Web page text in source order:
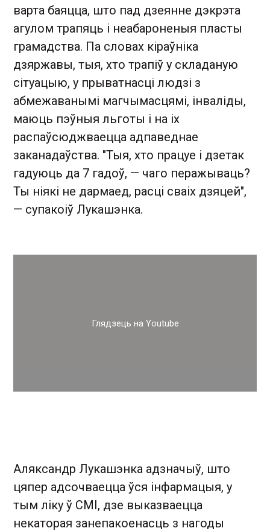
варта баяцца, што пад дзеянне дэкрэта
агулом трапяць і неабароненыя пласты
грамадства. Па словах кіраўніка
дзяржавы, тыя, хто трапіў у складаную
сітуацыю, у прыватнасці людзі з
абмежаванымі магчымасцямі, інваліды,
маюць пэўныя льготы і на іх
распаўсюджваецца адпаведнае
заканадаўства. "Тыя, хто працуе і дзетак
гадуюць да 7 гадоў, — чаго перажываць?
Ты ніякі не дармаед, расці сваіх дзяцей",
— супакоіў Лукашэнка.
Глядзець на Youtube
Аляксандр Лукашэнка адзначыў, што
цяпер адсочваецца ўся інфармацыя, у
тым ліку ў СМІ, дзе выказваецца
некаторая занепакоенасць з нагоды